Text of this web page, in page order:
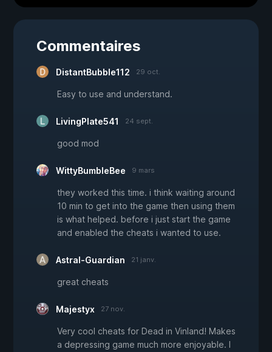
Commentaires
DistantBubble112 29 oct.
Easy to use and understand.
LivingPlate541 24 sept.
good mod
WittyBumbleBee 9 mars
they worked this time. i think waiting around
10 min to get into the game then using them
is what helped. before i just start the game
and enabled the cheats i wanted to use.
Astral-Guardian 21 janv.
great cheats
Majestyx 27 nov.
Very cool cheats for Dead in Vinland! Makes
a depressing game much more enjoyable. I